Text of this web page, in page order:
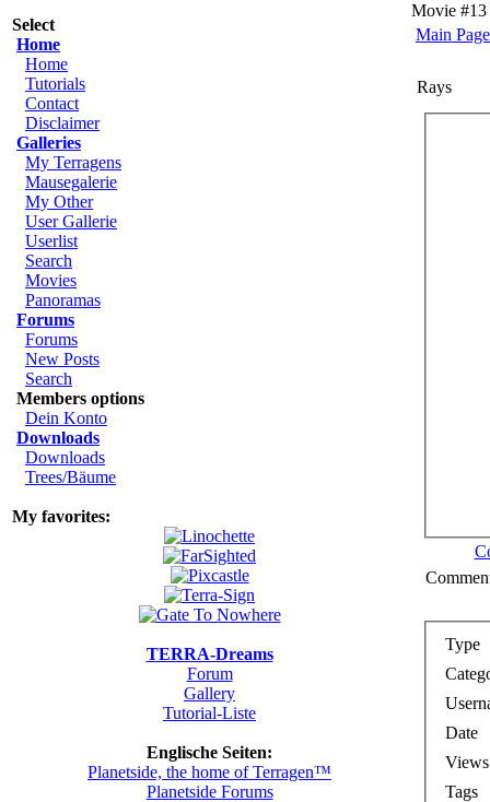
Select
Home
Home
Tutorials
Contact
Disclaimer
Galleries
My Terragens
Mausegalerie
My Other
User Gallerie
Userlist
Search
Movies
Panoramas
Forums
Forums
New Posts
Search
Members options
Dein Konto
Downloads
Downloads
Trees/Bäume
My favorites:
TERRA-Dreams
Forum
Gallery
Tutorial-Liste
Englische Seiten:
Planetside, the home of Terragen™
Planetside Forums
Movie #13
Main Page
Rays
Type
Date
Views
Tags